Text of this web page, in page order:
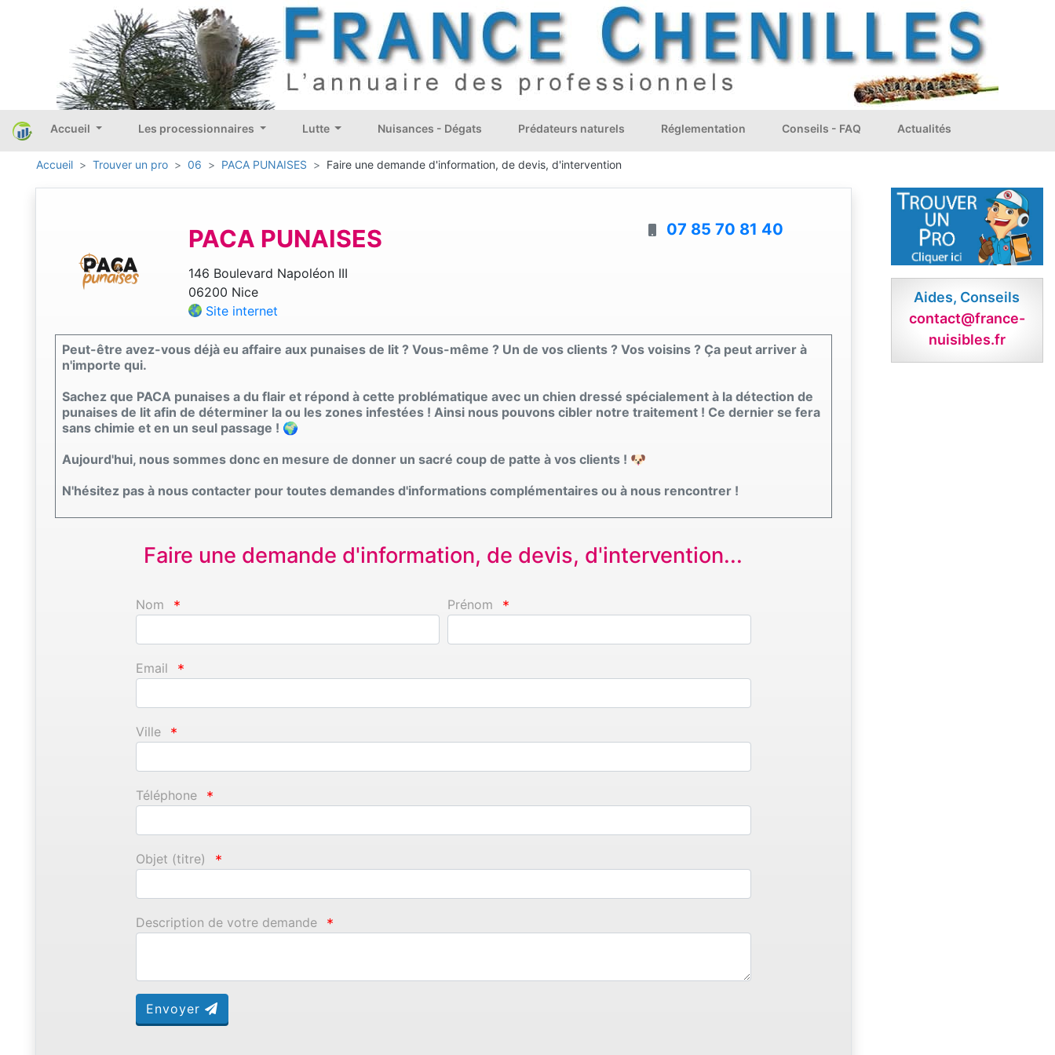
Accueil Les processionnaires Lutte Nuisances - Dégats Prédateurs naturels Réglementation Conseils - FAQ Actualités
Accueil Trouver un pro 06 PACA PUNAISES Faire une demande d'information, de devis, d'intervention
PACA PUNAISES
146 Boulevard Napoléon III
06200 Nice
Site internet
07 85 70 81 40
Peut-être avez-vous déjà eu affaire aux punaises de lit ? Vous-même ? Un de vos clients ? Vos voisins ? Ça peut arriver à
n'importe qui.
Sachez que PACA punaises a du flair et répond à cette problématique avec un chien dressé spécialement à la détection de
punaises de lit afin de déterminer la ou les zones infestées ! Ainsi nous pouvons cibler notre traitement ! Ce dernier se fera
sans chimie et en un seul passage ! 🌍
Aujourd'hui, nous sommes donc en mesure de donner un sacré coup de patte à vos clients ! 🐶
N'hésitez pas à nous contacter pour toutes demandes d'informations complémentaires ou à nous rencontrer !
Faire une demande d'information, de devis, d'intervention...
Nom * Prénom *
Email *
Ville *
Téléphone *
Objet (titre) *
Description de votre demande *
Envoyer
Aides, Conseils
contact@france-
nuisibles.fr